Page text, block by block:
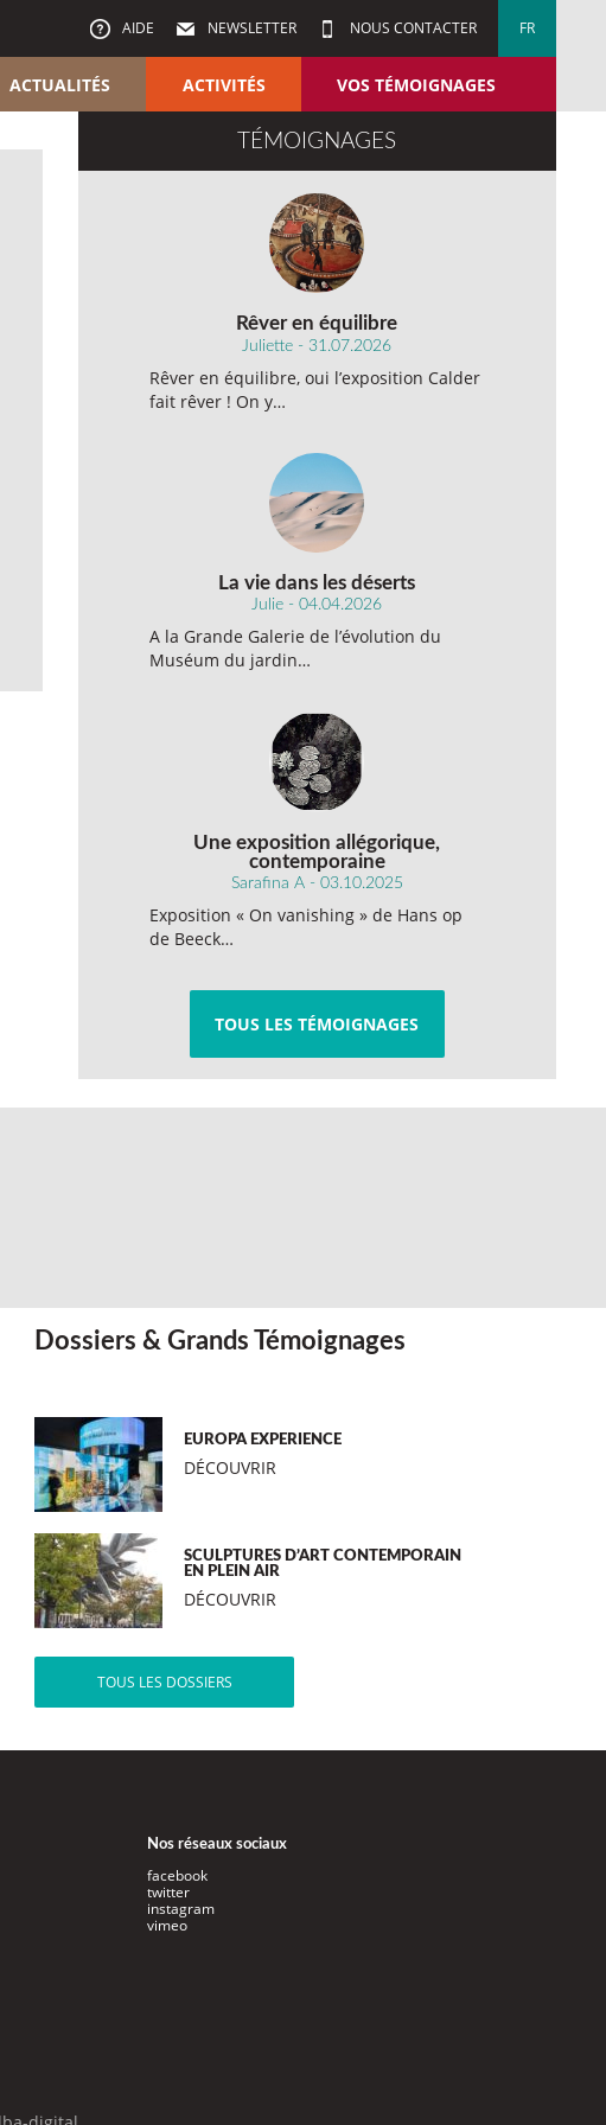
AIDE NEWSLETTER NOUS CONTACTER FR
ACTUALITÉS ACTIVITÉS VOS TÉMOIGNAGES
TÉMOIGNAGES
Rêver en équilibre
Juliette - 31.07.2026
Rêver en équilibre, oui l’exposition Calder
fait rêver ! On y…
La vie dans les déserts
Julie - 04.04.2026
A la Grande Galerie de l’évolution du
Muséum du jardin…
Une exposition allégorique,
contemporaine
Sarafina A - 03.10.2025
Exposition « On vanishing » de Hans op
de Beeck…
TOUS LES TÉMOIGNAGES
Dossiers & Grands Témoignages
EUROPA EXPERIENCE
DÉCOUVRIR
SCULPTURES D’ART CONTEMPORAIN
EN PLEIN AIR
DÉCOUVRIR
TOUS LES DOSSIERS
Nos réseaux sociaux
facebook
twitter
instagram
vimeo